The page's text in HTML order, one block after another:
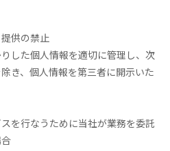
供の禁止
した個人情報を適切に管理し、次
き、個人情報を第三者に開示いた
を行なうために当社が業務を委託